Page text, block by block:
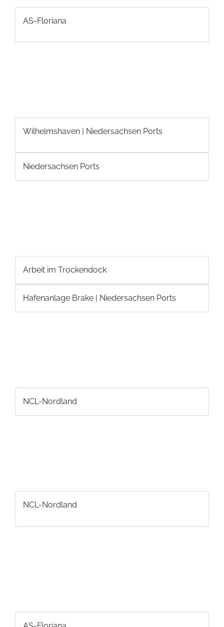
AS-Floriana
Wilhelmshaven | Niedersachsen Ports
Niedersachsen Ports
Arbeit im Trockendock
Hafenanlage Brake | Niedersachsen Ports
NCL-Nordland
NCL-Nordland